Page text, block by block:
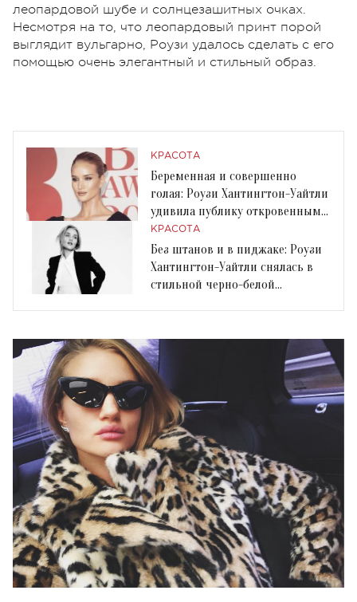
леопардовой шубе и солнцезашитных очках.
Несмотря на то, что леопардовый принт порой
выглядит вульгарно, Роузи удалось сделать с его
помощью очень элегантный и стильный образ.
КРАСОТА
Беременная и совершенно
голая: Роузи Хантингтон-Уайтли
удивила публику откровенным
фото
КРАСОТА
Без штанов и в пиджаке: Роузи
Хантингтон-Уайтли снялась в
стильной черно-белой